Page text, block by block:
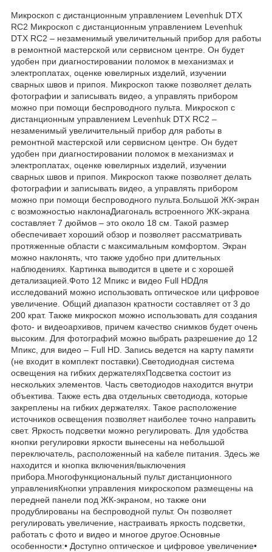
Микроскоп с дистанционным управлением Levenhuk DTX
RC2 Микроскоп с дистанционным управлением Levenhuk
DTX RC2 – незаменимый увеличительный прибор для работы
в ремонтной мастерской или сервисном центре. Он будет
удобен при диагностировании поломок в механизмах и
электроплатах, оценке ювелирных изделий, изучении
сварных швов и припоя. Микроскоп также позволяет делать
фотографии и записывать видео, а управлять прибором
можно при помощи беспроводного пульта. Микроскоп с
дистанционным управлением Levenhuk DTX RC2 –
незаменимый увеличительный прибор для работы в
ремонтной мастерской или сервисном центре. Он будет
удобен при диагностировании поломок в механизмах и
электроплатах, оценке ювелирных изделий, изучении
сварных швов и припоя. Микроскоп также позволяет делать
фотографии и записывать видео, а управлять прибором
можно при помощи беспроводного пульта.Большой ЖК-экран
с возможностью наклонаДиагональ встроенного ЖК-экрана
составляет 7 дюймов – это около 18 см. Такой размер
обеспечивает хороший обзор и позволяет рассматривать
протяженные области с максимальным комфортом. Экран
можно наклонять, что также удобно при длительных
наблюдениях. Картинка выводится в цвете и с хорошей
детализацией.Фото 12 Мпикс и видео Full HDДля
исследований можно использовать оптическое или цифровое
увеличение. Общий диапазон кратности составляет от 3 до
200 крат. Также микроскоп можно использовать для создания
фото- и видеоархивов, причем качество снимков будет очень
высоким. Для фотографий можно выбрать разрешение до 12
Мпикс, для видео – Full HD. Запись ведется на карту памяти
(не входит в комплект поставки).Светодиодная система
освещения на гибких держателяхПодсветка состоит из
нескольких элементов. Часть светодиодов находится внутри
объектива. Также есть два отдельных светодиода, которые
закреплены на гибких держателях. Такое расположение
источников освещения позволяет наиболее точно направить
свет. Яркость подсветки можно регулировать. Для удобства
кнопки регулировки яркости вынесены на небольшой
переключатель, расположенный на кабеле питания. Здесь же
находится и кнопка включения/выключения
прибора.Многофункциональный пульт дистанционного
управленияКнопки управления микроскопом размещены на
передней панели под ЖК-экраном, но также они
продублированы на беспроводной пульт. Он позволяет
регулировать увеличение, настраивать яркость подсветки,
работать с фото и видео и многое другое.Основные
особенности:• Доступно оптическое и цифровое увеличение•